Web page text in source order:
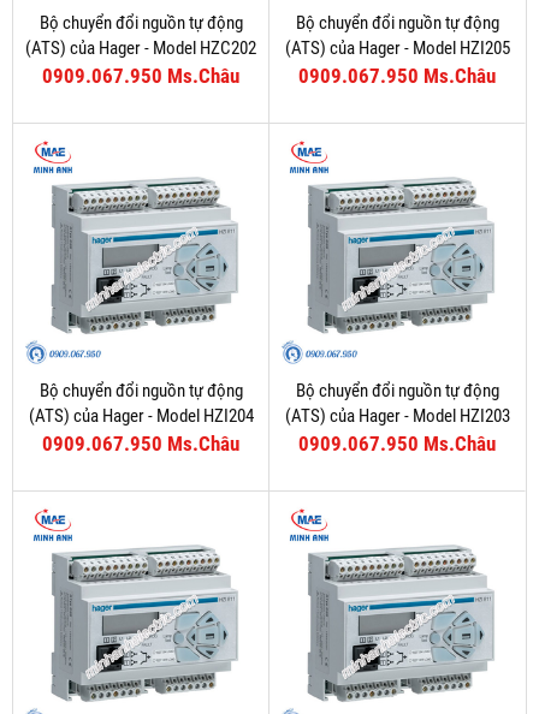
Bộ chuyển đổi nguồn tự động
(ATS) của Hager - Model HZC202
0909.067.950 Ms.Châu
Bộ chuyển đổi nguồn tự động
(ATS) của Hager - Model HZI205
0909.067.950 Ms.Châu
Bộ chuyển đổi nguồn tự động
(ATS) của Hager - Model HZI204
0909.067.950 Ms.Châu
Bộ chuyển đổi nguồn tự động
(ATS) của Hager - Model HZI203
0909.067.950 Ms.Châu